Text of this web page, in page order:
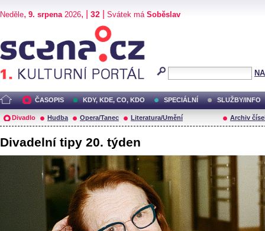
Neděle, 9. srpena2026, | 32 Svátek má Soběslav
ČASOPIS KDY, KDE, CO, KDO SPECIÁLNÍ SLUŽBY/INFO
Divadlo Hudba Opera/Tanec Literatura/Umění Archiv
Divadelní tipy 20. týden